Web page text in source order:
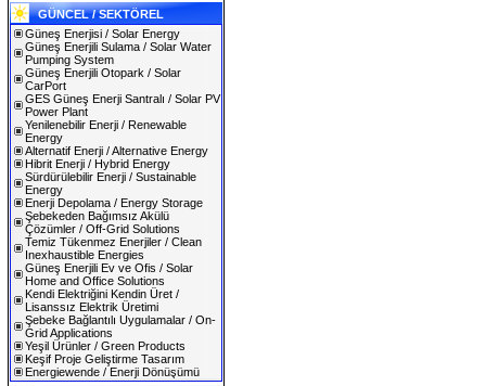
GÜNCEL / SEKTÖREL
Güneş Enerjisi / Solar Energy
Güneş Enerjili Sulama / Solar Water
Pumping System
Güneş Enerjili Otopark / Solar
CarPort
GES Güneş Enerji Santralı / Solar PV
Power Plant
Yenilenebilir Enerji / Renewable
Energy
Alternatif Enerji / Alternative Energy
Hibrit Enerji / Hybrid Energy
Sürdürülebilir Enerji / Sustainable
Energy
Enerji Depolama / Energy Storage
Şebekeden Bağımsız Akülü
Çözümler / Off-Grid Solutions
Temiz Tükenmez Enerjiler / Clean
Inexhaustible Energies
Güneş Enerjili Ev ve Ofis / Solar
Home and Office Solutions
Kendi Elektriğini Kendin Üret /
Lisanssız Elektrik Üretimi
Şebeke Bağlantılı Uygulamalar / On-
Grid Applications
Yeşil Ürünler / Green Products
Keşif Proje Geliştirme Tasarım
Energiewende / Enerji Dönüşümü